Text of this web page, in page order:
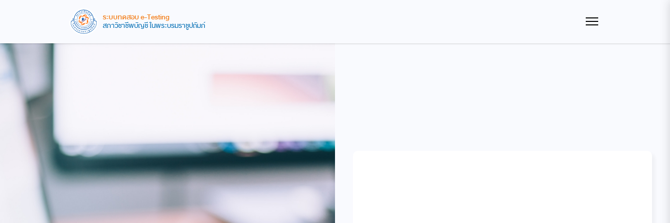
ระบบทดสอบ e-Testing
สภาวิชาชีพบัญชี ในพระบรมราชูปถัมภ์